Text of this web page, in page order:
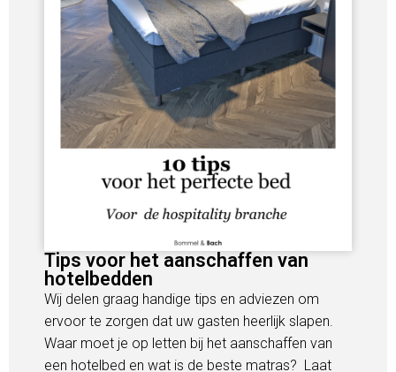
Tips voor het aanschaffen van
hotelbedden
Wij delen graag handige tips en adviezen om
ervoor te zorgen dat uw gasten heerlijk slapen.
Waar moet je op letten bij het aanschaffen van
een hotelbed en wat is de beste matras? Laat